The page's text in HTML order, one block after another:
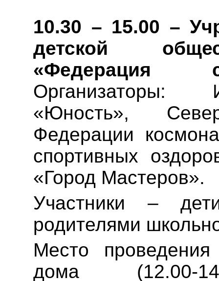
10.30 – 15.00 –
детской
«Федерация
Организаторы:
«Юность»,
Федерации
спортивных
«Город Мастеров».
Участники –
родителями
Место
дома (12.00-